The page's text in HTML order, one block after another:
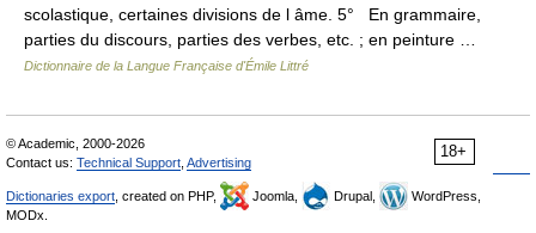
scolastique, certaines divisions de l âme. 5° En grammaire,
parties du discours, parties des verbes, etc. ; en peinture …
Dictionnaire de la Langue Française d'Émile Littré
18+
© Academic, 2000-2026
Contact us: Technical Support Advertising
Dictionaries export , created on PHP, Joomla, Drupal,
WordPress,
MODx.